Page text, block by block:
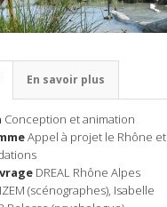
En savoir plus
Conception et animation
Appel à projet le Rhône et
DREAL Rhône Alpes
IZEM (scénographes), Isabelle